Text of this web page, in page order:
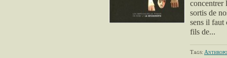
concentrer
sortis de
sens il faut
fils de...
Tags: